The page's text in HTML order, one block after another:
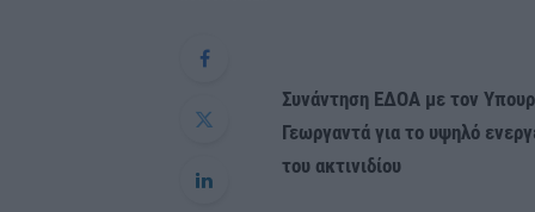
Συνάντηση ΕΔΟΑ με τον
Γεωργαντά για το υψηλό
του ακτινιδίου